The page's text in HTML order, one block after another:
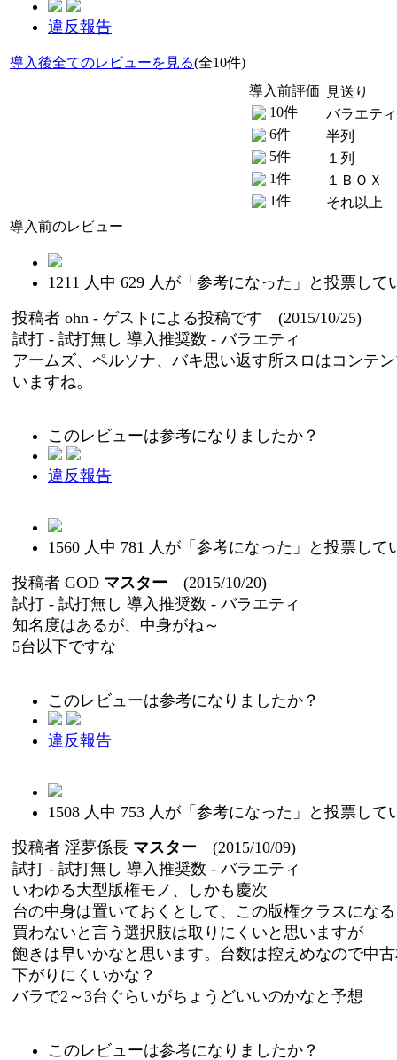
違反報告
導入後全てのレビューを見る(全10件)
導入前評価
10件
6件
5件
1件
1件
見送り
バラエティ
半列
１列
１ＢＯＸ
それ以上
導入前のレビュー
1211 人中 629 人が「参考になった」と投票して
投稿者 ohn - ゲストによる投稿です (2015/10/25)
試打 - 試打無し 導入推奨数 - バラエティ
アームズ、ペルソナ、バキ思い返す所スロはコンテ
いますね。
このレビューは参考になりましたか？
違反報告
1560 人中 781 人が「参考になった」と投票して
投稿者 GOD マスター (2015/10/20)
試打 - 試打無し 導入推奨数 - バラエティ
知名度はあるが、中身がね～
5台以下ですな
このレビューは参考になりましたか？
違反報告
1508 人中 753 人が「参考になった」と投票して
投稿者 淫夢係長 マスター (2015/10/09)
試打 - 試打無し 導入推奨数 - バラエティ
いわゆる大型版権モノ、しかも慶次
台の中身は置いておくとして、この版権クラスにな
買わないと言う選択肢は取りにくいと思いますが
飽きは早いかなと思います。台数は控えめなので中
下がりにくいかな？
バラで2～3台ぐらいがちょうどいいのかなと予想
このレビューは参考になりましたか？